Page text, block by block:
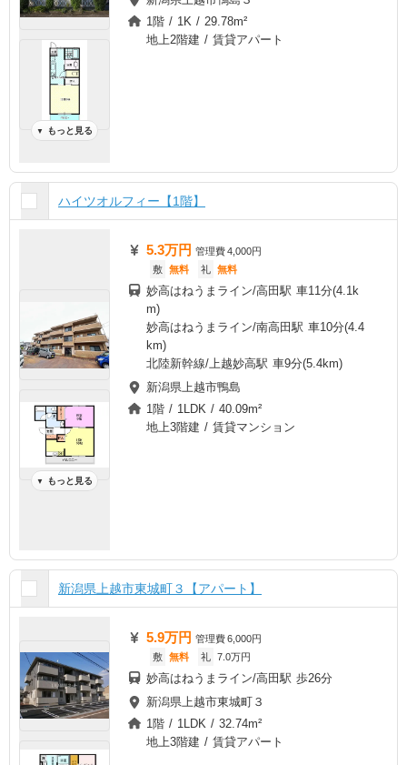
▼ もっと見る
1階 / 1K / 29.78m²
地上2階建 / 賃貸アパート
ハイツオルフィー【1階】
▼ もっと見る
5.3万円 管理費4,000円
敷 無料 礼 無料
妙高はねうまライン/高田駅 車11分(4.1k
m)
妙高はねうまライン/南高田駅 車10分(4.4
km)
北陸新幹線/上越妙高駅 車9分(5.4km)
新潟県上越市鴨島
1階 / 1LDK / 40.09m²
地上3階建 / 賃貸マンション
新潟県上越市東城町３【アパート】
5.9万円 管理費6,000円
敷 無料 礼 7.0万円
妙高はねうまライン/高田駅 歩26分
新潟県上越市東城町３
1階 / 1LDK / 32.74m²
地上3階建 / 賃貸アパート